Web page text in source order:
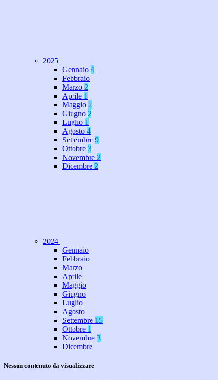
2025
Gennaio 4
Febbraio
Marzo 2
Aprile 1
Maggio 2
Giugno 2
Luglio 1
Agosto 4
Settembre 9
Ottobre 3
Novembre 2
Dicembre 2
2024
Gennaio
Febbraio
Marzo
Aprile
Maggio
Giugno
Luglio
Agosto
Settembre 15
Ottobre 1
Novembre 3
Dicembre
Nessun contenuto da visualizzare